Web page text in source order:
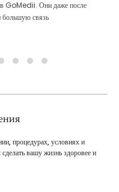
GoMedii. Они даже после
большую связь
процедурах, условиях и
вашу жизнь здоровее и